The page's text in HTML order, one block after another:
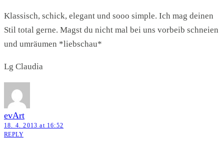
Klassisch, schick, elegant und sooo simple. Ich mag deinen
Stil total gerne. Magst du nicht mal bei uns vorbeib schneien
und umräumen *liebschau*
Lg Claudia
evArt
18. 4. 2013 at 16:52
REPLY